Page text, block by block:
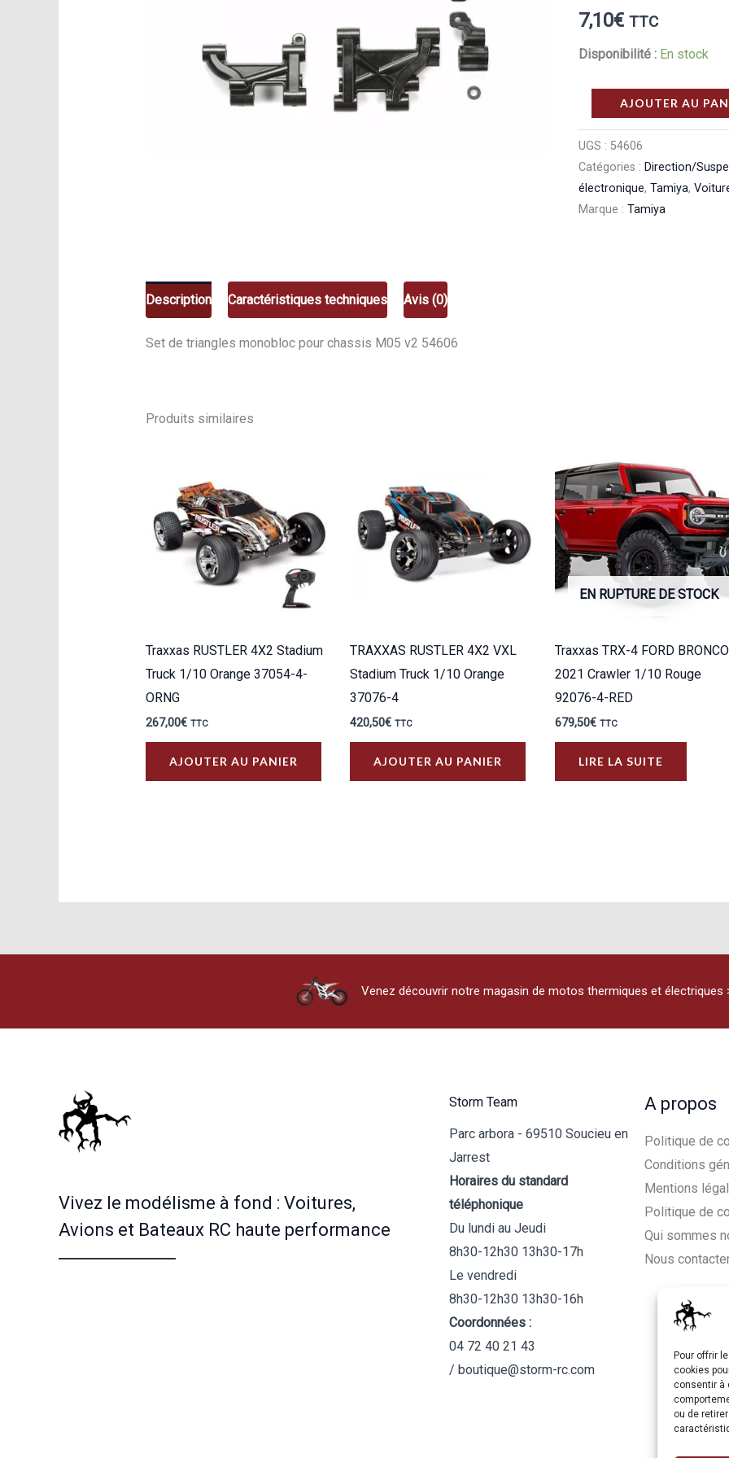
Pour offrir
cookies
consentir à
ou de
7,10€ TTC
Disponibilité : En stock
quantité
de
Tamiya
Triangle
monobloc
M05
AJOUTER AU
UGS :54606
Catégories : Direction/
électronique,Tamiya,
Marque :Tamiya
Description Caractéristiques techniques Avis (0)
Set de triangles monobloc pour chassis M05 v2 54606
Produits similaires
Traxxas RUSTLER 4X2 Stadium
Truck 1/10 Orange 37054-4-
ORNG
267,00€ TTC
AJOUTER AU PANIER
TRAXXAS RUSTLER 4X2 VXL
Stadium Truck 1/10 Orange
37076-4
420,50€ TTC
AJOUTER AU PANIER
EN RUPTURE DE STOCK
Traxxas TRX-4 FORD BRONCO
2021 Crawler 1/10 Rouge
92076-4-RED
679,50€ TTC
LIRE LA SUITE
Venez découvrir notre magasin de motos thermiques et électriques
Vivez le modélisme à fond : Voitures,
Avions et Bateaux RC haute performance
Storm Team
Parc arbora - 69510 Soucieu en
Jarrest
Horaires du standard
téléphonique
Du lundi au Jeudi
8h30-12h30 13h30-17h
Le vendredi
8h30-12h30 13h30-16h
Coordonnées :
04 72 40 21 43
/ boutique@storm-rc.com
A propos
Politique de
Conditions
Mentions
Politique de
Qui sommes
Nous